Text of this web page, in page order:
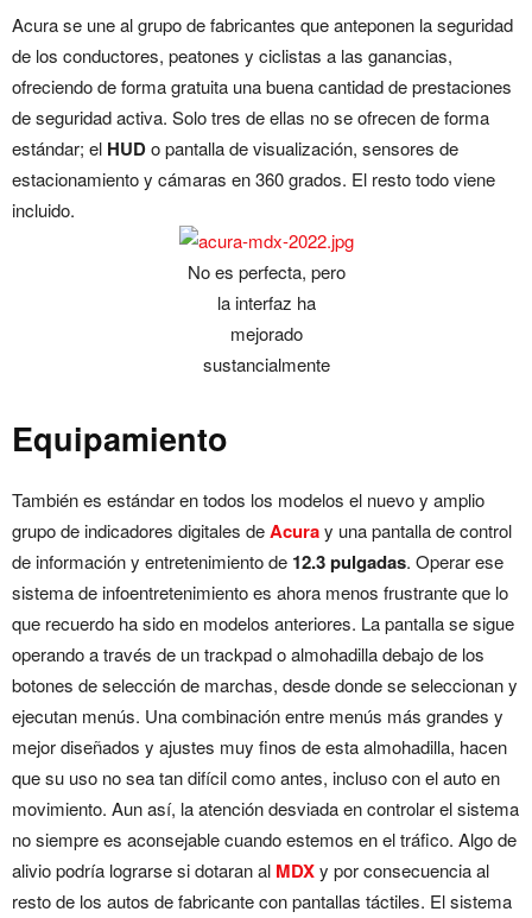
Acura se une al grupo de fabricantes que anteponen la seguridad
de los conductores, peatones y ciclistas a las ganancias,
ofreciendo de forma gratuita una buena cantidad de prestaciones
de seguridad activa. Solo tres de ellas no se ofrecen de forma
estándar; el HUDo pantalla de visualización, sensores de
estacionamiento y cámaras en 360 grados. El resto todo viene
incluido.
No es perfecta, pero
la interfaz ha
mejorado
sustancialmente
Equipamiento
También es estándar en todos los modelos el nuevo y amplio
grupo de indicadores digitales deAcuray una pantalla de control
de información y entretenimiento de 12.3 pulgadas. Operar ese
sistema de infoentretenimiento es ahora menos frustrante que lo
que recuerdo ha sido en modelos anteriores. La pantalla se sigue
operando a través de un trackpad o almohadilla debajo de los
botones de selección de marchas, desde donde se seleccionan y
ejecutan menús. Una combinación entre menús más grandes y
mejor diseñados y ajustes muy finos de esta almohadilla, hacen
que su uso no sea tan difícil como antes, incluso con el auto en
movimiento. Aun así, la atención desviada en controlar el sistema
no siempre es aconsejable cuando estemos en el tráfico. Algo de
alivio podría lograrse si dotaran al MDXy por consecuencia al
resto de los autos de fabricante con pantallas táctiles. El sistema